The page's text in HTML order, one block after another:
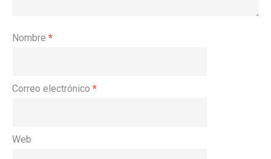
Nombre *
Correo electrónico *
Web